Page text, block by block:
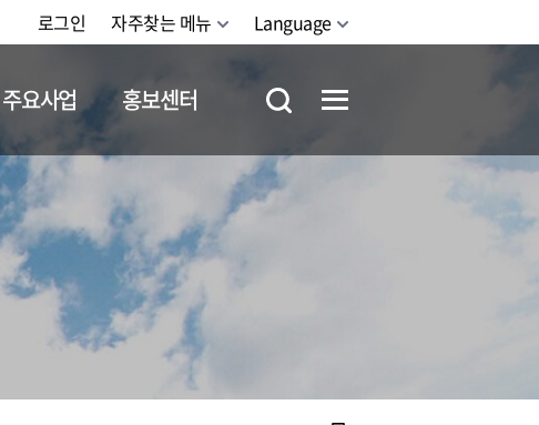
로그인 자주찾는 메뉴 Language
주요사업 홍보센터